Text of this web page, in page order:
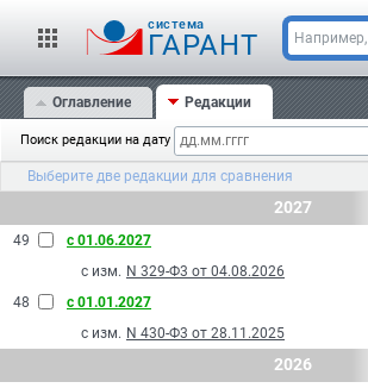
cистема
ГАРАНТ Например,
Оглавление Редакции
Поиск редакции на дату
Выберите две редакции для сравнения
2027
49
с 01.06.2027
с изм. N 329-Ф3 от 04.08.2026
48
с 01.01.2027
с изм. N 430-Ф3 от 28.11.2025
2026